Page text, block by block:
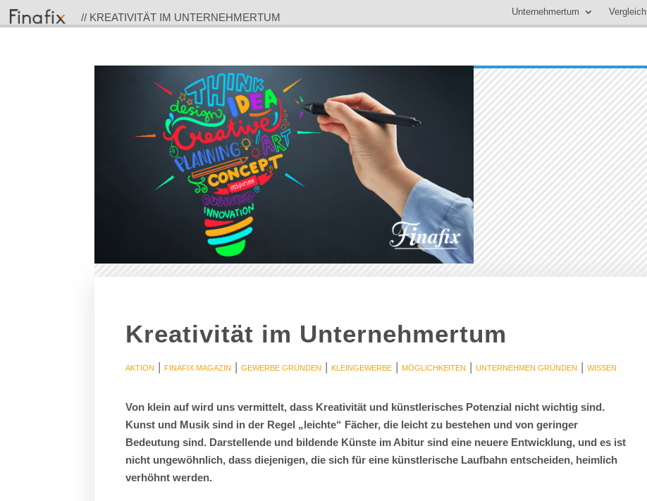
// KREATIVITÄT IM UNTERNEHMERTUM Unternehmertum Vergleich
Kreativität im Unternehmertum
AKTION |FINAFIX MAGAZIN |GEWERBE GRÜNDEN |KLEINGEWERBE |MÖGLICHKEITEN |UNTERNEHMEN GRÜNDEN |WISSEN
Von klein auf wird uns vermittelt, dass Kreativität und künstlerisches Potenzial nicht wichtig sind.
Kunst und Musik sind in der Regel „leichte“ Fächer, die leicht zu bestehen und von geringer
Bedeutung sind. Darstellende und bildende Künste im Abitur sind eine neuere Entwicklung, und es ist
nicht ungewöhnlich, dass diejenigen, die sich für eine künstlerische Laufbahn entscheiden, heimlich
verhöhnt werden.